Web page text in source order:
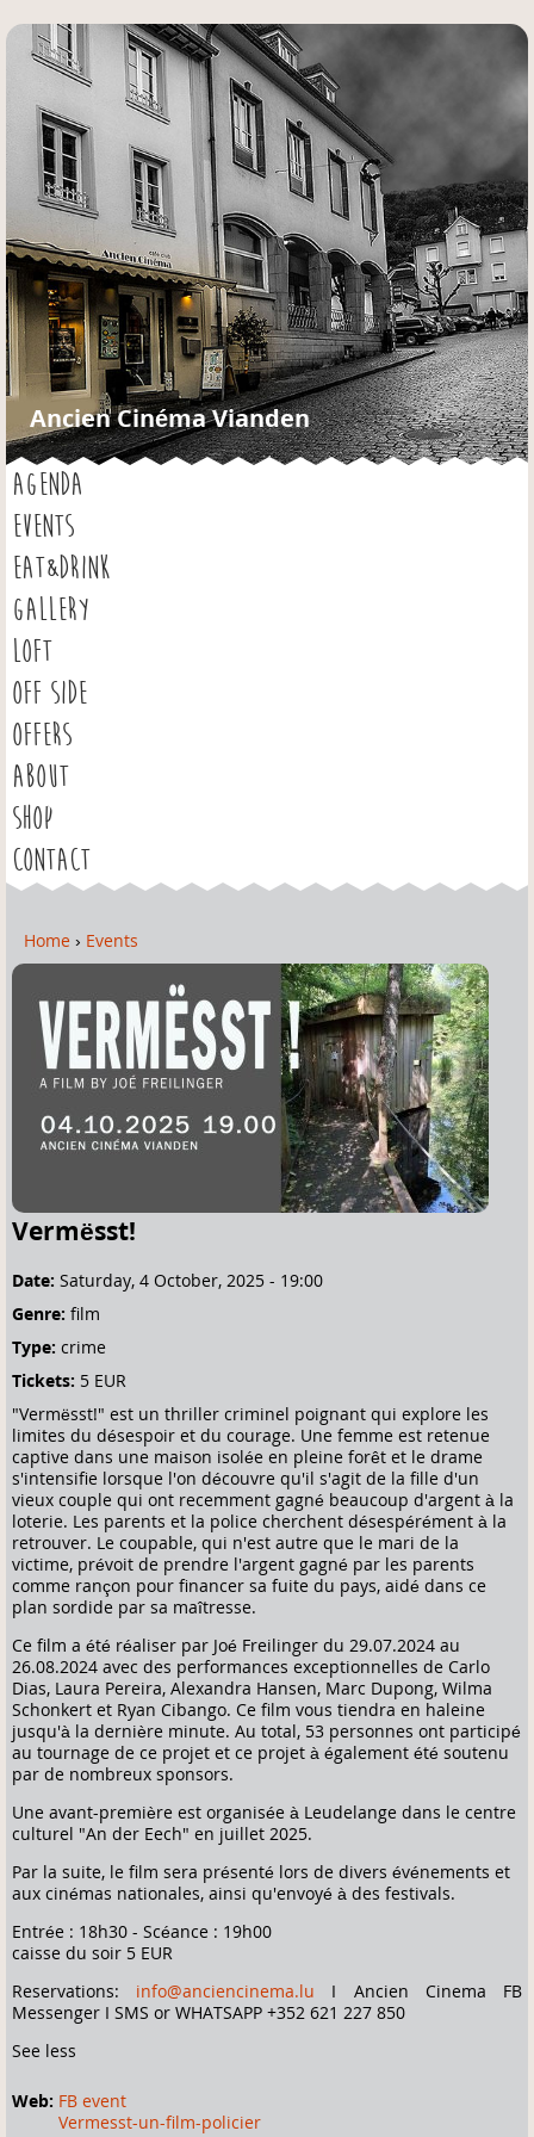
Jump to navigation
Ancien Cinéma Vianden
AGENDA
EVENTS
EAT&DRINK
GALLERY
LOFT
OFF SIDE
OFFERS
ABOUT
SHOP
CONTACT
Y
e
Home › Events
Vermësst!
Date: Saturday, 4 October, 2025 - 19:00
Genre: film
Type: crime
Tickets: 5 EUR
"Vermësst!" est un thriller criminel poignant qui explore les
limites du désespoir et du courage. Une femme est retenue
captive dans une maison isolée en pleine forêt et le drame
s'intensifie lorsque l'on découvre qu'il s'agit de la fille d'un
vieux couple qui ont recemment gagné beaucoup d'argent à la
loterie. Les parents et la police cherchent désespérément à la
retrouver. Le coupable, qui n'est autre que le mari de la
victime, prévoit de prendre l'argent gagné par les parents
comme rançon pour financer sa fuite du pays, aidé dans ce
plan sordide par sa maîtresse.
Ce film a été réaliser par Joé Freilinger du 29.07.2024 au
26.08.2024 avec des performances exceptionnelles de Carlo
Dias, Laura Pereira, Alexandra Hansen, Marc Dupong, Wilma
Schonkert et Ryan Cibango. Ce film vous tiendra en haleine
jusqu'à la dernière minute. Au total, 53 personnes ont participé
au tournage de ce projet et ce projet à également été soutenu
par de nombreux sponsors.
Une avant-première est organisée à Leudelange dans le centre
culturel "An der Eech" en juillet 2025.
Par la suite, le film sera présenté lors de divers événements et
aux cinémas nationales, ainsi qu'envoyé à des festivals.
Entrée : 18h30 - Scéance : 19h00
caisse du soir 5 EUR
Reservations: info@anciencinema.lu I Ancien Cinema FB
Messenger I SMS or WHATSAPP +352 621 227 850
See less
Web: FB event
Vermesst-un-film-policier